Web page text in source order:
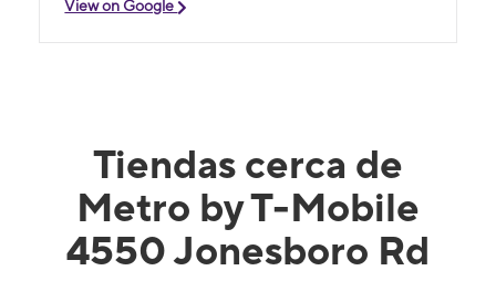
View on Google
Tiendas cerca de
Metro by T-Mobile
4550 Jonesboro Rd